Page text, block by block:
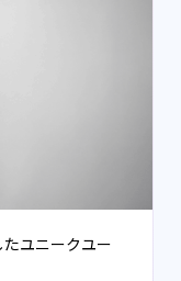
たユニークユー